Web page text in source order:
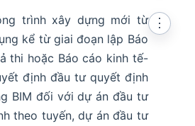
trình xây dựng mới từ
kể từ giai đoạn lập Báo
thi hoặc Báo cáo kinh tế-
định đầu tư quyết định
BIM đối với dự án đầu tư
theo tuyến, dự án đầu tư
⋮